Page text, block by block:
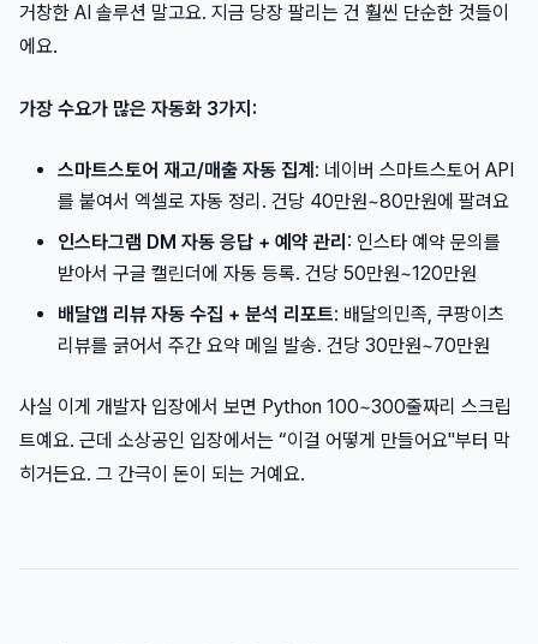
거창한 AI 솔루션 말고요. 지금 당장 팔리는 건 훨씬 단순한 것들이
에요.
가장 수요가 많은 자동화 3가지:
스마트스토어 재고/매출 자동 집계 : 네이버 스마트스토어 API
를 붙여서 엑셀로 자동 정리. 건당 40만원~80만원에 팔려요
인스타그램 DM 자동 응답 + 예약 관리 : 인스타 예약 문의를
받아서 구글 캘린더에 자동 등록. 건당 50만원~120만원
배달앱 리뷰 자동 수집 + 분석 리포트: 배달의민족, 쿠팡이츠
리뷰를 긁어서 주간 요약 메일 발송. 건당 30만원~70만원
사실 이게 개발자 입장에서 보면 Python 100~300줄짜리 스크립
트예요. 근데 소상공인 입장에서는 “이걸 어떻게 만들어요"부터 막
히거든요. 그 간극이 돈이 되는 거예요.